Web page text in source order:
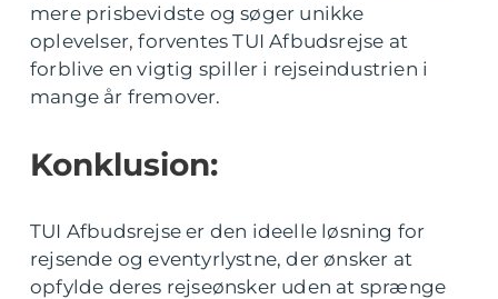
mere prisbevidste og søger unikke
oplevelser, forventes TUI Afbudsrejse at
forblive en vigtig spiller i rejseindustrien i
mange år fremover.
Konklusion:
TUI Afbudsrejse er den ideelle løsning for
rejsende og eventyrlystne, der ønsker at
opfylde deres rejseønsker uden at sprænge